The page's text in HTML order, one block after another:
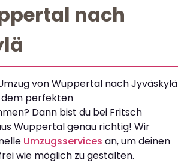
nach
von Wuppertal nach Jyväskylä
perfekten
Dann bist du bei Fritsch
Wuppertal genau richtig! Wir
Umzugsservices an, um deinen
wie möglich zu gestalten.